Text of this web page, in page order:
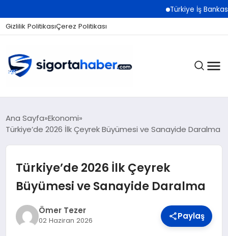
Türkiye İş Bankası
Gizlilik PolitikasıÇerez Politikası
SIGORTA
EKONOMI
Ana Sayfa Ekonomi
Türkiye’de 2026 İlk Çeyrek Büyümesi ve Sanayide Daralma
Türkiye’de 2026 İlk Çeyrek
Büyümesi ve Sanayide Daralma
Ömer Tezer
02 Haziran 2026 Paylaş